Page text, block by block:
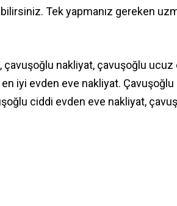
Tek yapmanız gereken
nakliyat, çavuşoğlu ucuz
iyi evden eve nakliyat.
ciddi evden eve nakliyat,